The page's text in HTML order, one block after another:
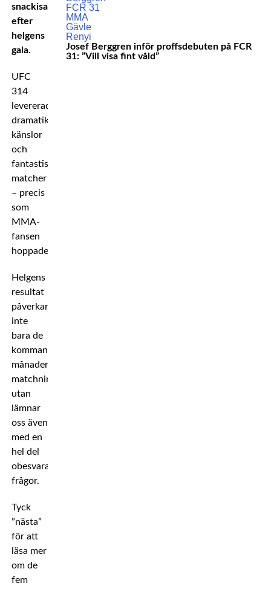
snackisarna
efter
helgens
gala.
UFC
314
levererade
dramatik,
känslor
och
fantastiska
matcher
– precis
som
MMA-
fansen
hoppades.
Helgens
resultat
påverkar
inte
bara de
kommande
månadernas
matchningar
utan
lämnar
oss även
med en
hel del
obesvarade
frågor.
Tyck
”nästa”
för att
läsa mer
om de
fem
Josef Berggren inför proffsdebuten på FCR
31: ”Vill visa fint våld”